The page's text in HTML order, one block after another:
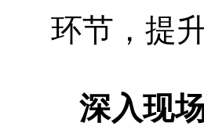
环节，提
深入现